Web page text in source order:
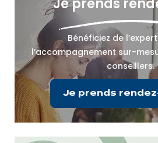
Je prends
Bénéficiez de
l’accompagnement sur-
conseillers.
Je prends